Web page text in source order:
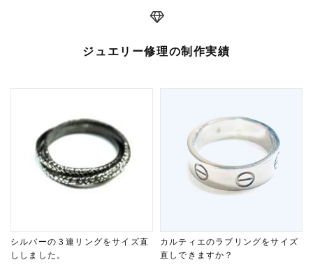
ジュエリー修理の制作実績
シルバーの３連リングをサイズ直
ししました。
カルティエのラブリングをサイズ
直しできますか？